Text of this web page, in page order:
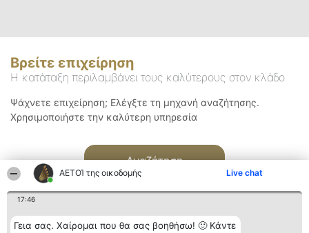
ΑΕΤΟΊ της οικοδομής Live chat
17:46
Γεια σας. Χαίρομαι που θα σας βοηθήσω! 🙂 Κάντε
Βρείτε επιχείρηση
Η κατάταξη περιλαμβάνει τους καλύτερους στον κλάδο
Ψάχνετε επιχείρηση; Ελέγξτε τη μηχανή αναζήτησης.
Χρησιμοποιήστε την καλύτερη υπηρεσία
Αναζήτηση